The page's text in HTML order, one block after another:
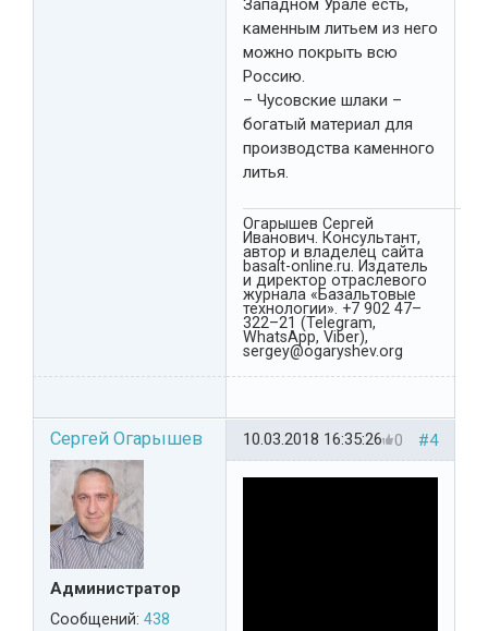
Западном Урале есть,
каменным литьем из него
можно покрыть всю
Россию.
– Чусовские шлаки –
богатый материал для
производства каменного
литья.
Огарышев Сергей
Иванович. Консультант,
автор и владелец сайта
basalt-online.ru. Издатель
и директор отраслевого
журнала «Базальтовые
технологии». +7 902 47–
322–21 (Telegram,
WhatsApp, Viber),
sergey@ogaryshev.org
Сергей Огарышев
Администратор
Сообщений: 438
#4
0
10.03.2018 16:35:26